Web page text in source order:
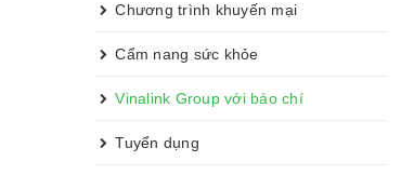
Chương trình khuyến mại
Cẩm nang sức khỏe
Vinalink Group với báo chí
Tuyển dụng